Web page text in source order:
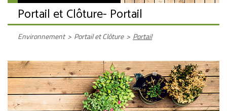
Portail et Clôture- Portail
Environnement > Portail et Clôture > Portail